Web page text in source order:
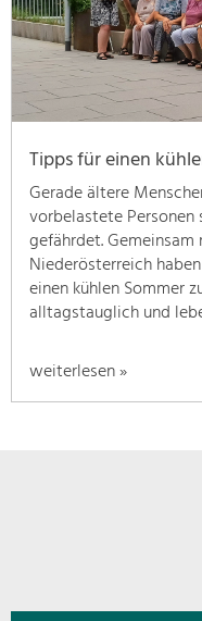
Tipps für einen
Gerade ältere
vorbelastete
gefährdet.
Niederösterreich
einen kühlen Sommer
alltagstauglich und
weiterlesen »